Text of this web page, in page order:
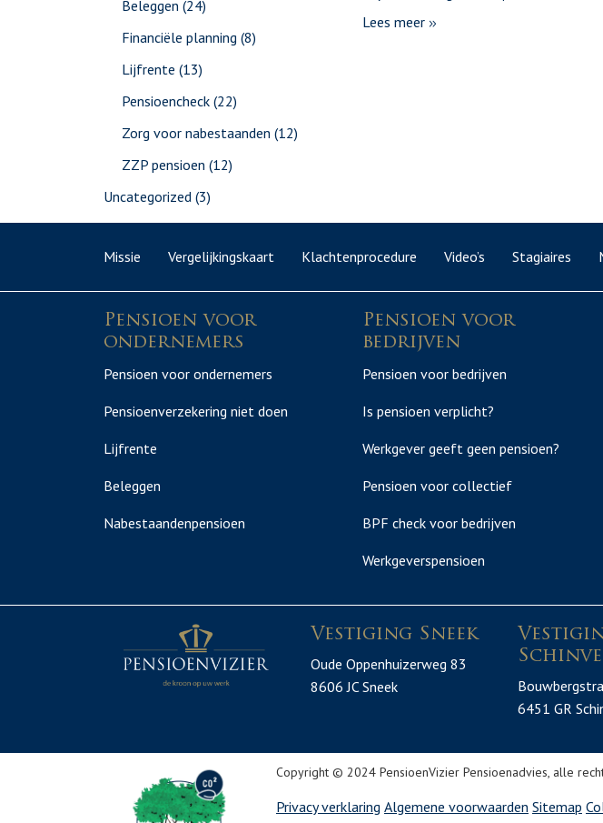
Beleggen (24)
Financiële planning (8)
Lijfrente (13)
Pensioencheck (22)
Zorg voor nabestaanden (12)
ZZP pensioen (12)
Uncategorized (3)
Lees meer
Missie Vergelijkingskaart Klachtenprocedure Video’s Stagiaires
Pensioen voor
ondernemers
Pensioen voor ondernemers
Pensioenverzekering niet doen
Lijfrente
Beleggen
Nabestaandenpensioen
Pensioen voor
bedrijven
Pensioen voor bedrijven
Is pensioen verplicht?
Werkgever geeft geen pensioen?
Pensioen voor collectief
BPF check voor bedrijven
Werkgeverspensioen
Vestiging Sneek
Oude Oppenhuizerweg 83
8606 JC Sneek
6451 GR
Copyright © 2024 PensioenVizier Pensioenadvies, alle
Privacy verklaring Algemene voorwaarden Sitemap